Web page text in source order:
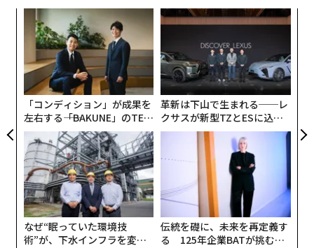
「コンディション」が成果を
左右する――「BAKUNE」のTEN
TIALが支える「挑戦者の明
日」
革新は下山で生まれる──レ
クサスが新型TZとESに込め
た「DISCOVER」の哲学
なぜ“眠っていた環境技
術”が、下水インフラを変え
伝統を礎に、未来を再定義す
る 125年企業BATが挑むス